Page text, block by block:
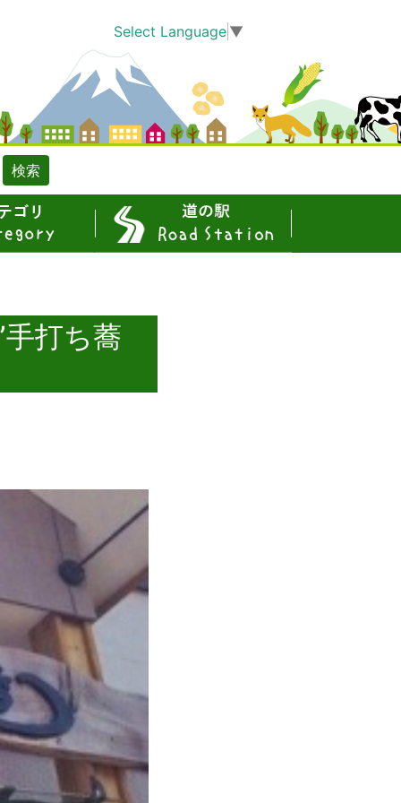
Select Language ▼
検索
打ち蕎